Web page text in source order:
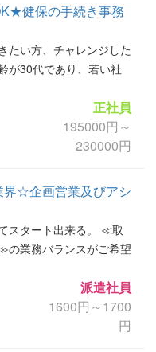
健保の手続き事務
たい方、チャレンジした
が30代であり、若い社
正社員
195000円～
230000円
☆企画営業及びアシ
スタート出来る。 ≪取
業務バランスがご希望
派遣社員
1600円～1700
円